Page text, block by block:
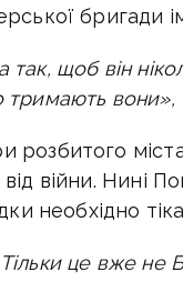
бригади
так, щоб він
вони»,
розбитого
від війни. Нині
необхідно
це вже не